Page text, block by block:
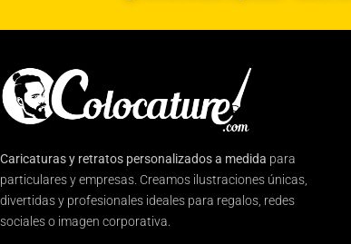
Caricaturas y retratos personalizados a medida para
particulares y empresas. Creamos ilustraciones únicas,
divertidas y profesionales ideales para regalos, redes
sociales o imagen corporativa.